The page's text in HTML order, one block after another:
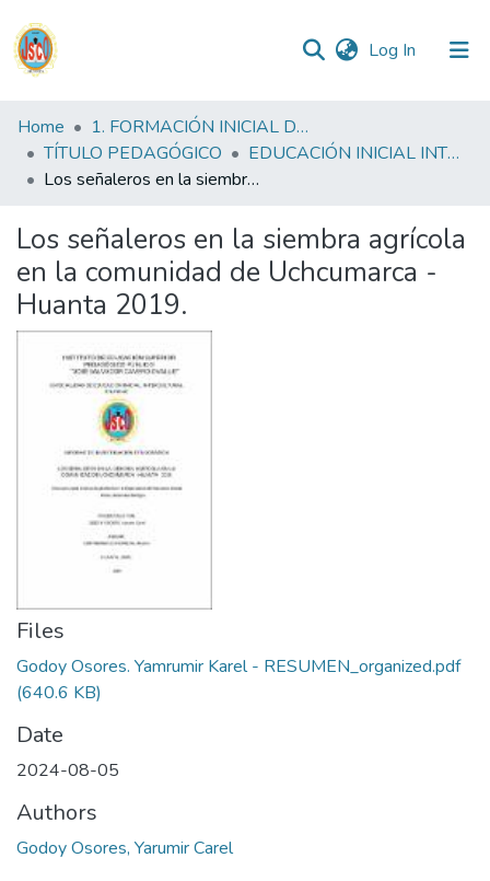
Log In (current)
Communities
&
Collections
Statistics
Reglamento
Formatos
Manuales
Home
1. FORMACIÓN INICIAL DOCENTE
TÍTULO PEDAGÓGICO
EDUCACIÓN INICIAL INTERCULTURAL BILINGUE FID
Los señaleros en la siembra agrícola en la comunidad de Uchcumarca - Huanta 2019.
Los señaleros en la siembra agrícola
en la comunidad de Uchcumarca -
Huanta 2019.
Files
Godoy Osores. Yamrumir Karel - RESUMEN_organized.pdf
(640.6 KB)
Date
2024-08-05
Authors
Godoy Osores, Yarumir Carel